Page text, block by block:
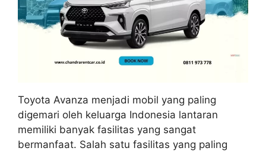
Toyota Avanza menjadi mobil yang paling
digemari oleh keluarga Indonesia lantaran
memiliki banyak fasilitas yang sangat
bermanfaat. Salah satu fasilitas yang paling